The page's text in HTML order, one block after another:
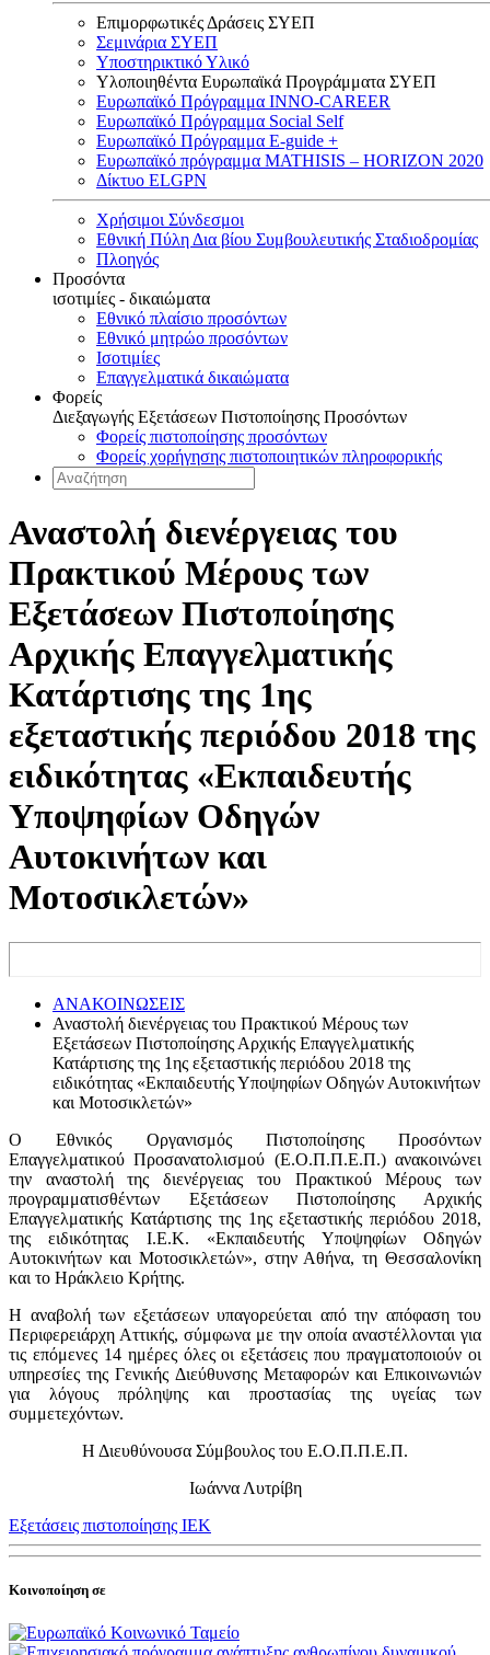
Επιμορφωτικές Δράσεις ΣΥΕΠ
Σεμινάρια ΣΥΕΠ
Υποστηρικτικό Υλικό
Υλοποιηθέντα Ευρωπαϊκά Προγράμματα ΣΥΕΠ
Ευρωπαϊκό Πρόγραμμα INNO-CAREER
Ευρωπαϊκό Πρόγραμμα Social Self
Ευρωπαϊκό Πρόγραμμα E-guide +
Ευρωπαϊκό πρόγραμμα MATHISIS – HORIZON 2020
Δίκτυο ELGPN
Χρήσιμοι Σύνδεσμοι
Εθνική Πύλη Δια βίου Συμβουλευτικής Σταδιοδρομίας
Πλοηγός
Προσόντα
ισοτιμίες - δικαιώματα
Εθνικό πλαίσιο προσόντων
Εθνικό μητρώο προσόντων
Ισοτιμίες
Επαγγελματικά δικαιώματα
Φορείς
Διεξαγωγής Εξετάσεων Πιστοποίησης Προσόντων
Φορείς πιστοποίησης προσόντων
Φορείς χορήγησης πιστοποιητικών πληροφορικής
Αναστολή διενέργειας του
Πρακτικού Μέρους των
Εξετάσεων Πιστοποίησης
Αρχικής Επαγγελματικής
Κατάρτισης της 1ης
εξεταστικής περιόδου 2018 της
ειδικότητας «Εκπαιδευτής
Υποψηφίων Οδηγών
Αυτοκινήτων και
Μοτοσικλετών»
ΑΝΑΚΟΙΝΩΣΕΙΣ
Αναστολή διενέργειας του Πρακτικού Μέρους των
Εξετάσεων Πιστοποίησης Αρχικής Επαγγελματικής
Κατάρτισης της 1ης εξεταστικής περιόδου 2018 της
ειδικότητας «Εκπαιδευτής Υποψηφίων Οδηγών Αυτοκινήτων
και Μοτοσικλετών»
Ο Εθνικός Οργανισμός Πιστοποίησης Προσόντων
Επαγγελματικού Προσανατολισμού (Ε.Ο.Π.Π.Ε.Π.) ανακοινώνει
την αναστολή της διενέργειας του Πρακτικού Μέρους των
προγραμματισθέντων Εξετάσεων Πιστοποίησης Αρχικής
Επαγγελματικής Κατάρτισης της 1ης εξεταστικής περιόδου 2018,
της ειδικότητας Ι.Ε.Κ. «Εκπαιδευτής Υποψηφίων Οδηγών
Αυτοκινήτων και Μοτοσικλετών», στην Αθήνα, τη Θεσσαλονίκη
και το Ηράκλειο Κρήτης.
Η αναβολή των εξετάσεων υπαγορεύεται από την απόφαση του
Περιφερειάρχη Αττικής, σύμφωνα με την οποία αναστέλλονται για
τις επόμενες 14 ημέρες όλες οι εξετάσεις που πραγματοποιούν οι
υπηρεσίες της Γενικής Διεύθυνσης Μεταφορών και Επικοινωνιών
για λόγους πρόληψης και προστασίας της υγείας των
συμμετεχόντων.
Η Διευθύνουσα Σύμβουλος του Ε.Ο.Π.Π.Ε.Π.
Ιωάννα Λυτρίβη
Εξετάσεις πιστοποίησης ΙΕΚ
Κοινοποίηση σε